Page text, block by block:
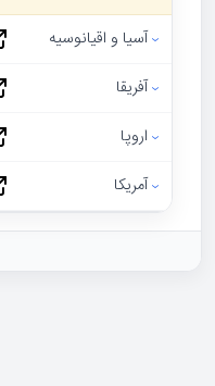
آسیا و اقیانوسیه
آفریقا
اروپا
آمریکا